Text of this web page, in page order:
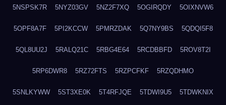
5NSPSK7R 5NYZ03GV 5NZ2F7XQ 5OGIRQDY 5OIXNVW6
5OPF8A7F 5PI2KCCW 5PMRZDAK 5Q7NY9BS 5QDQI5F8
5QL8UU2J 5RALQ21C 5RBG4E64 5RCDBBFD 5ROV8T2I
5RP6DWR8 5RZ72FTS 5RZPCFKF 5RZQDHMO
5SNLKYWW 5ST3XE0K 5T4RFJQE 5TDWI9U5 5TDWKNIX